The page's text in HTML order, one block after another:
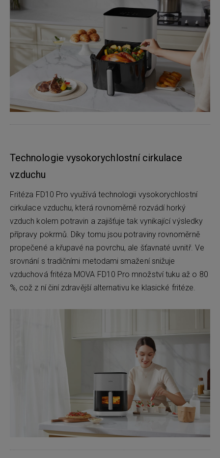
Technologie vysokorychlostní cirkulace
vzduchu
Fritéza FD10 Pro využívá technologii vysokorychlostní
cirkulace vzduchu, která rovnoměrně rozvádí horký
vzduch kolem potravin a zajišťuje tak vynikající výsledky
přípravy pokrmů. Díky tomu jsou potraviny rovnoměrně
propečené a křupavé na povrchu, ale šťavnaté uvnitř. Ve
srovnání s tradičními metodami smažení snižuje
vzduchová fritéza MOVA FD10 Pro množství tuku až o 80
%, což z ní činí zdravější alternativu ke klasické fritéze.